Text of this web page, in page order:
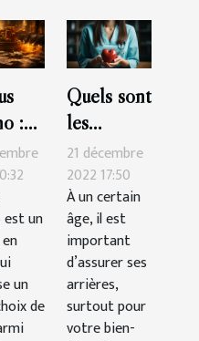
:
est un
un
de
Quels sont
les
critères de
choix
d’une
assurance
santé ?
21 décembre
2022 17:50
À un certain
âge, il est
important
d’assurer ses
arrières,
surtout pour
votre bien-